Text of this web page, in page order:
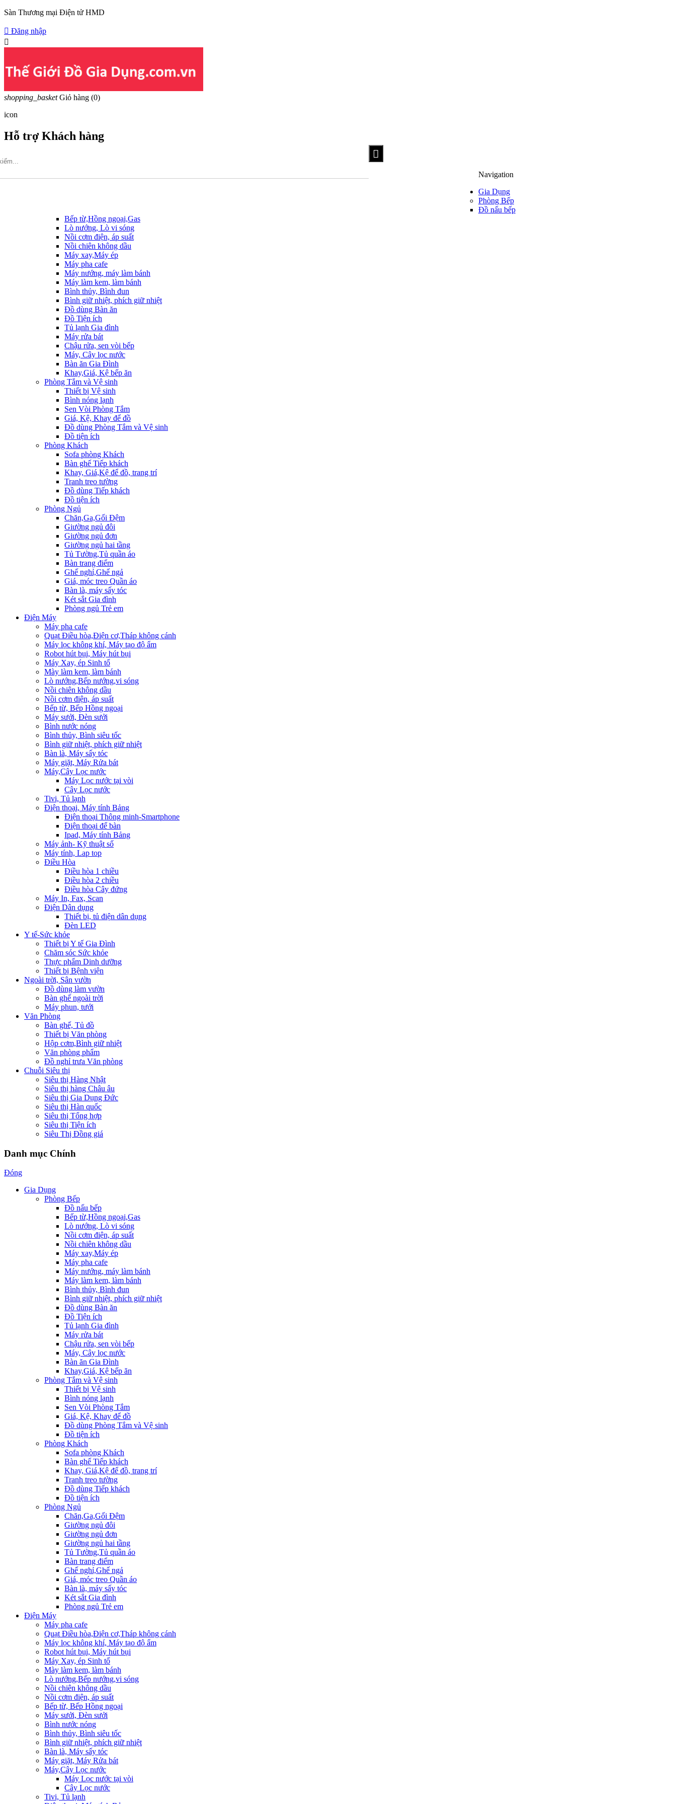
Sàn Thương mại Điện tử HMD
 Đăng nhập

shopping_basket Giỏ hàng (0)
icon
Hỗ trợ Khách hàng
Hotline: 09317.456.44
Navigation
Gia Dụng
Phòng Bếp
Đồ nấu bếp
Bếp từ,Hồng ngoại,Gas
Lò nướng, Lò vi sóng
Nồi cơm điện, áp suất
Nồi chiên không dầu
Máy xay,Máy ép
Máy pha cafe
Máy nướng, máy làm bánh
Máy làm kem, làm bánh
Bình thủy, Bình đun
Bình giữ nhiệt, phích giữ nhiệt
Đồ dùng Bàn ăn
Đồ Tiện ích
Tủ lạnh Gia đình
Máy rửa bát
Chậu rửa, sen vòi bếp
Máy, Cây lọc nước
Bàn ăn Gia Đình
Khay,Giá, Kệ bếp ăn
Phòng Tắm và Vệ sinh
Thiết bị Vệ sinh
Bình nóng lạnh
Sen Vòi Phòng Tắm
Giá, Kệ, Khay để đồ
Đồ dùng Phòng Tắm và Vệ sinh
Đồ tiện ích
Phòng Khách
Sofa phòng Khách
Bàn ghế Tiếp khách
Khay, Giá,Kệ để đồ, trang trí
Tranh treo tường
Đồ dùng Tiếp khách
Đồ tiện ích
Phòng Ngủ
Chăn,Ga,Gối Đệm
Giường ngủ đôi
Giường ngủ đơn
Giường ngủ hai tầng
Tủ Tường,Tủ quần áo
Bàn trang điểm
Ghế nghỉ,Ghế ngả
Giá, móc treo Quần áo
Bàn là, máy sấy tóc
Két sắt Gia đình
Phòng ngủ Trẻ em
Điện Máy
Máy pha cafe
Quạt Điều hòa,Điện cơ,Tháp không cánh
Máy lọc không khí, Máy tạo độ ẩm
Robot hút bụi, Máy hút bụi
Máy Xay, ép Sinh tố
Mày làm kem, làm bánh
Lò nướng,Bếp nướng,vi sóng
Nồi chiên không dầu
Nồi cơm điện, áp suất
Bếp từ, Bếp Hồng ngoại
Máy sưởi, Đèn sưởi
Bình nước nóng
Bình thủy, Bình siêu tốc
Bình giữ nhiệt, phích giữ nhiệt
Bàn là, Máy sấy tóc
Máy giặt, Máy Rửa bát
Máy,Cây Lọc nước
Máy Lọc nước tại vòi
Cây Lọc nước
Tivi, Tủ lạnh
Điện thoại, Máy tính Bảng
Điện thoại Thông minh-Smartphone
Điện thoại để bàn
Ipad, Máy tính Bảng
Máy ảnh- Kỹ thuật số
Máy tính, Lap top
Điều Hòa
Điều hòa 1 chiều
Điều hòa 2 chiều
Điều hòa Cây đứng
Máy In, Fax, Scan
Điện Dân dụng
Thiết bị, tủ điện dân dụng
Đèn LED
Y tế-Sức khỏe
Thiết bị Y tế Gia Đình
Chăm sóc Sức khỏe
Thực phẩm Dinh dưỡng
Thiết bị Bệnh viện
Ngoài trời, Sân vườn
Đồ dùng làm vườn
Bàn ghế ngoài trời
Máy phun, tưới
Văn Phòng
Bàn ghế, Tủ đồ
Thiết bị Văn phòng
Hộp cơm,Bình giữ nhiệt
Văn phòng phẩm
Đồ nghỉ trưa Văn phòng
Chuỗi Siêu thị
Siêu thị Hàng Nhật
Siêu thị hàng Châu âu
Siêu thị Gia Dụng Đức
Siêu thị Hàn quốc
Siêu thị Tổng hợp
Siêu thị Tiện ích
Siêu Thị Đồng giá
Danh mục Chính
Đóng
Gia Dụng
Phòng Bếp
Đồ nấu bếp
Bếp từ,Hồng ngoại,Gas
Lò nướng, Lò vi sóng
Nồi cơm điện, áp suất
Nồi chiên không dầu
Máy xay,Máy ép
Máy pha cafe
Máy nướng, máy làm bánh
Máy làm kem, làm bánh
Bình thủy, Bình đun
Bình giữ nhiệt, phích giữ nhiệt
Đồ dùng Bàn ăn
Đồ Tiện ích
Tủ lạnh Gia đình
Máy rửa bát
Chậu rửa, sen vòi bếp
Máy, Cây lọc nước
Bàn ăn Gia Đình
Khay,Giá, Kệ bếp ăn
Phòng Tắm và Vệ sinh
Thiết bị Vệ sinh
Bình nóng lạnh
Sen Vòi Phòng Tắm
Giá, Kệ, Khay để đồ
Đồ dùng Phòng Tắm và Vệ sinh
Đồ tiện ích
Phòng Khách
Sofa phòng Khách
Bàn ghế Tiếp khách
Khay, Giá,Kệ để đồ, trang trí
Tranh treo tường
Đồ dùng Tiếp khách
Đồ tiện ích
Phòng Ngủ
Chăn,Ga,Gối Đệm
Giường ngủ đôi
Giường ngủ đơn
Giường ngủ hai tầng
Tủ Tường,Tủ quần áo
Bàn trang điểm
Ghế nghỉ,Ghế ngả
Giá, móc treo Quần áo
Bàn là, máy sấy tóc
Két sắt Gia đình
Phòng ngủ Trẻ em
Điện Máy
Máy pha cafe
Quạt Điều hòa,Điện cơ,Tháp không cánh
Máy lọc không khí, Máy tạo độ ẩm
Robot hút bụi, Máy hút bụi
Máy Xay, ép Sinh tố
Mày làm kem, làm bánh
Lò nướng,Bếp nướng,vi sóng
Nồi chiên không dầu
Nồi cơm điện, áp suất
Bếp từ, Bếp Hồng ngoại
Máy sưởi, Đèn sưởi
Bình nước nóng
Bình thủy, Bình siêu tốc
Bình giữ nhiệt, phích giữ nhiệt
Bàn là, Máy sấy tóc
Máy giặt, Máy Rửa bát
Máy,Cây Lọc nước
Máy Lọc nước tại vòi
Cây Lọc nước
Tivi, Tủ lạnh